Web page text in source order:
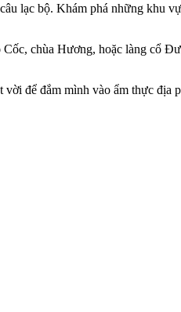
lạc bộ. Khám phá những khu
chùa Hương, hoặc làng cổ
để đắm mình vào ẩm thực địa